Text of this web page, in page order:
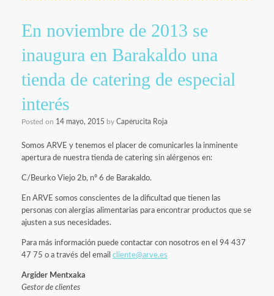
En noviembre de 2013 se
inaugura en Barakaldo una
tienda de catering de especial
interés
Posted on 14 mayo, 2015 by Caperucita Roja
Somos ARVE y tenemos el placer de comunicarles la inminente
apertura de nuestra tienda de catering sin alérgenos en:
C/Beurko Viejo 2b, nº 6 de Barakaldo.
En ARVE somos conscientes de la dificultad que tienen las
personas con alergias alimentarias para encontrar productos que se
ajusten a sus necesidades.
Para más información puede contactar con nosotros en el 94 437
47 75 o a través del email cliente@arve.es
Argider Mentxaka
Gestor de clientes